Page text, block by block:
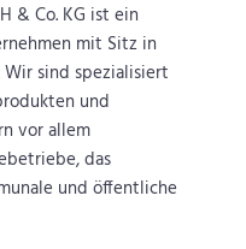
& Co. KG ist ein
mit Sitz in
sind spezialisiert
und
vor allem
das
und öffentliche